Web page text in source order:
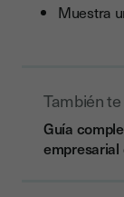
Muestra
También
Guía
empresarial